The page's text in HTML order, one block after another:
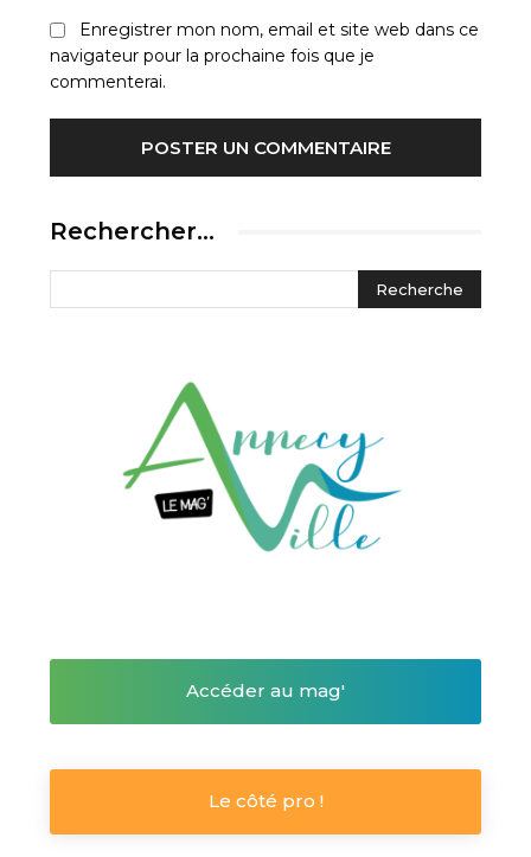
Enregistrer mon nom, email et site web dans ce
navigateur pour la prochaine fois que je
commenterai.
Rechercher…
Accéder au mag'
Le côté pro !